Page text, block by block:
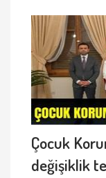
Çocuk
değişiklik